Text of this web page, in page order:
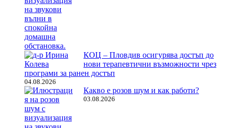
КОЦ – Пловдив осигурява достъп до
нови терапевтични възможности чрез
програми за ранен достъп
04.08.2026
Какво е розов шум и как работи?
03.08.2026